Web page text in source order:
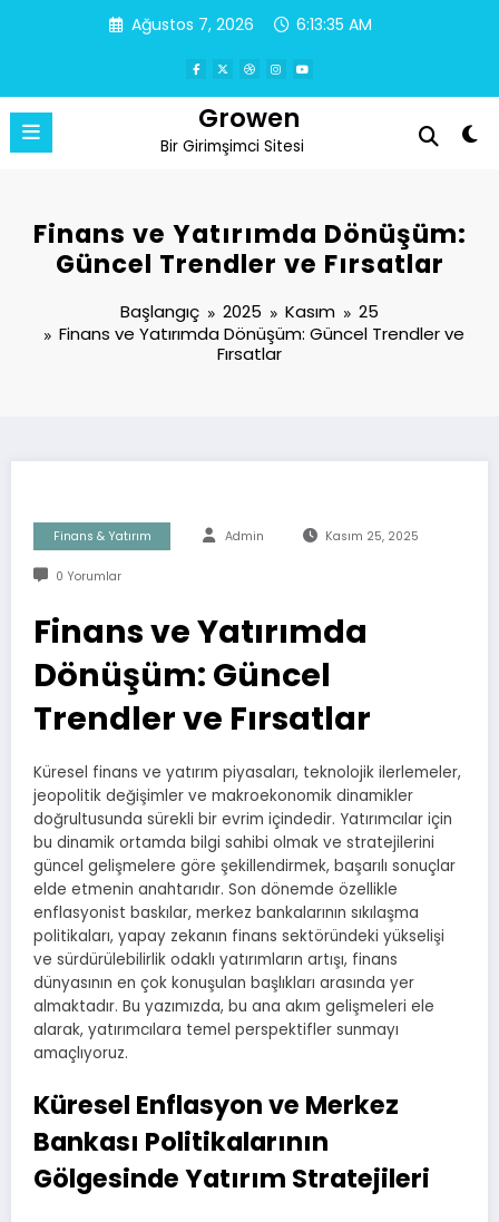
Ağustos 7, 2026 6:13:35 AM
Growen
Bir Girimşimci Sitesi
Finans ve Yatırımda Dönüşüm:
Güncel Trendler ve Fırsatlar
Başlangıç 2025 Kasım
25
Finans ve Yatırımda Dönüşüm: Güncel Trendler ve
Fırsatlar
Finans & Yatırım Admin Kasım 25, 2025
0 Yorumlar
Finans ve Yatırımda
Dönüşüm: Güncel
Trendler ve Fırsatlar
Küresel finans ve yatırım piyasaları, teknolojik ilerlemeler,
jeopolitik değişimler ve makroekonomik dinamikler
doğrultusunda sürekli bir evrim içindedir. Yatırımcılar için
bu dinamik ortamda bilgi sahibi olmak ve stratejilerini
güncel gelişmelere göre şekillendirmek, başarılı sonuçlar
elde etmenin anahtarıdır. Son dönemde özellikle
enflasyonist baskılar, merkez bankalarının sıkılaşma
politikaları, yapay zekanın finans sektöründeki yükselişi
ve sürdürülebilirlik odaklı yatırımların artışı, finans
dünyasının en çok konuşulan başlıkları arasında yer
almaktadır. Bu yazımızda, bu ana akım gelişmeleri ele
alarak, yatırımcılara temel perspektifler sunmayı
amaçlıyoruz.
Küresel Enflasyon ve Merkez
Bankası Politikalarının
Gölgesinde Yatırım Stratejileri